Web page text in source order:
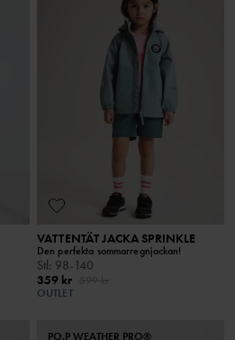
VATTENTÄT JACKA SPRINKLE
Den perfekta sommarregnjackan!
Stl: 98-140
359 kr
OUTLET
PO.P WEATHER PRO®